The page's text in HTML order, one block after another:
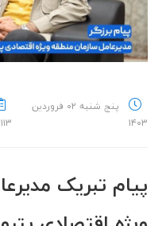
پنج شنبه ۰۲ فروردین
۱۴۰۳
پیام تبریک